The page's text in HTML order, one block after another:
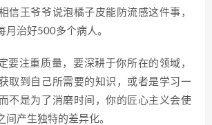
信王爷爷说泡橘子皮能防流感这件事，
月治好500多个病人。
要注重质量，要深耕于你所在的领域，
取到自己所需要的知识，或者是学习一
不是为了消磨时间，你的匠心主义会使
间产生独特的差异化。